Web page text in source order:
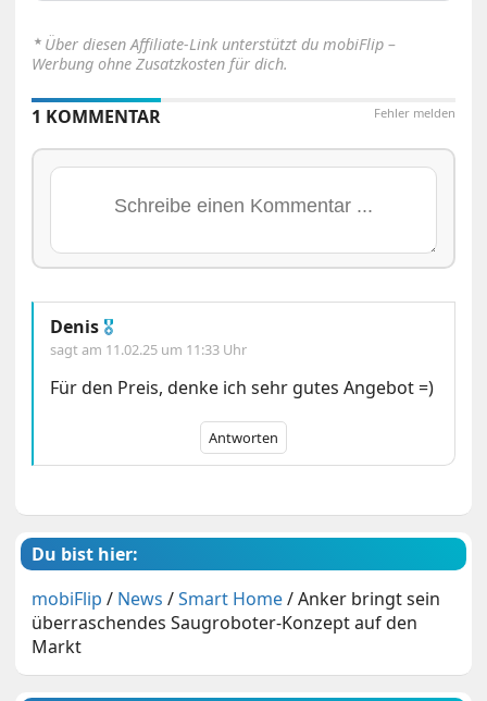
⋆ Über diesen Affiliate-Link unterstützt du mobiFlip –
Werbung ohne Zusatzkosten für dich.
Fehler melden
1 KOMMENTAR
Denis 🎖
sagt am 11.02.25 um 11:33 Uhr
Für den Preis, denke ich sehr gutes Angebot =)
Antworten
Du bist hier:
mobiFlip / News /Smart Home/Anker bringt sein
überraschendes Saugroboter-Konzept auf den
Markt